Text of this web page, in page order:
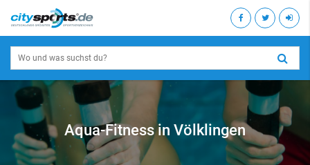
Aqua-Fitness in Völklingen